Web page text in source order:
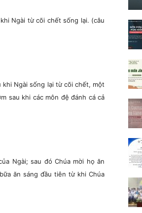
Ngài từ cõi chết sống lại. (câu
khi Ngài sống lại từ cõi chết, một
sau khi các môn đệ đánh cá cả
Ngài; sau đó Chúa mời họ ăn
ăn sáng đầu tiên từ khi Chúa